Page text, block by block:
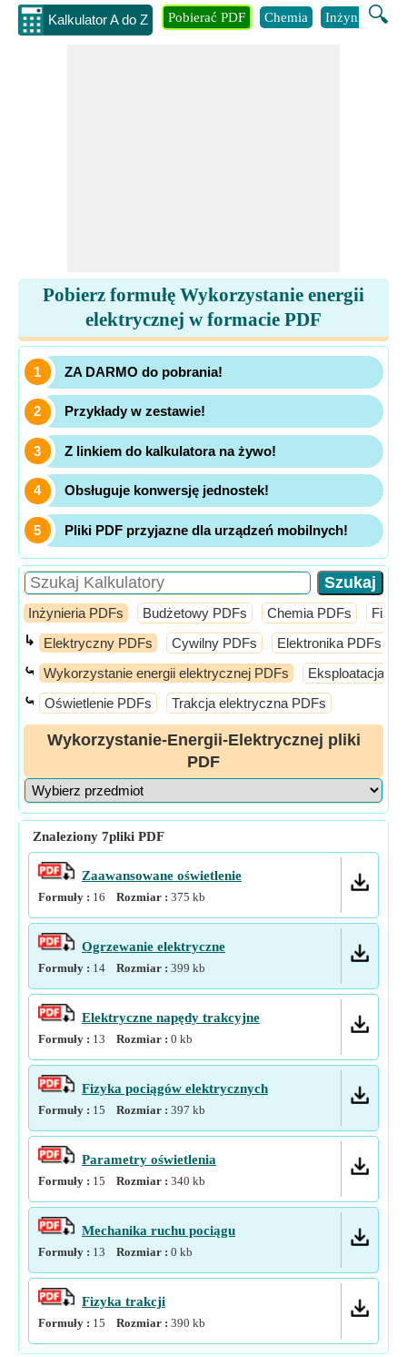
Kalkulator A do Z 🔍
Pobierać PDF Chemia Inżynieria
Pobierz formułę Wykorzystanie energii
elektrycznej w formacie PDF
ZA DARMO do pobrania!
Przykłady w zestawie!
Z linkiem do kalkulatora na żywo!
Obsługuje konwersję jednostek!
Pliki PDF przyjazne dla urządzeń mobilnych!
Inżynieria PDFs Budżetowy PDFs Chemia PDFs
↳ Elektryczny PDFs Cywilny PDFs Elektronika PDFs
⤿ Wykorzystanie energii elektrycznej PDFs Eksploatacja
⤿ Oświetlenie PDFs Trakcja elektryczna PDFs
Wykorzystanie-Energii-Elektrycznej pliki
PDF
Znaleziony 7pliki PDF
Zaawansowane oświetlenie
Formuły : 16 Rozmiar : 375 kb
Ogrzewanie elektryczne
Formuły : 14 Rozmiar : 399 kb
Elektryczne napędy trakcyjne
Formuły : 13 Rozmiar : 0 kb
Fizyka pociągów elektrycznych
Formuły : 15 Rozmiar : 397 kb
Parametry oświetlenia
Formuły : 15 Rozmiar : 340 kb
Mechanika ruchu pociągu
Formuły : 13 Rozmiar : 0 kb
Fizyka trakcji
Formuły : 15 Rozmiar : 390 kb